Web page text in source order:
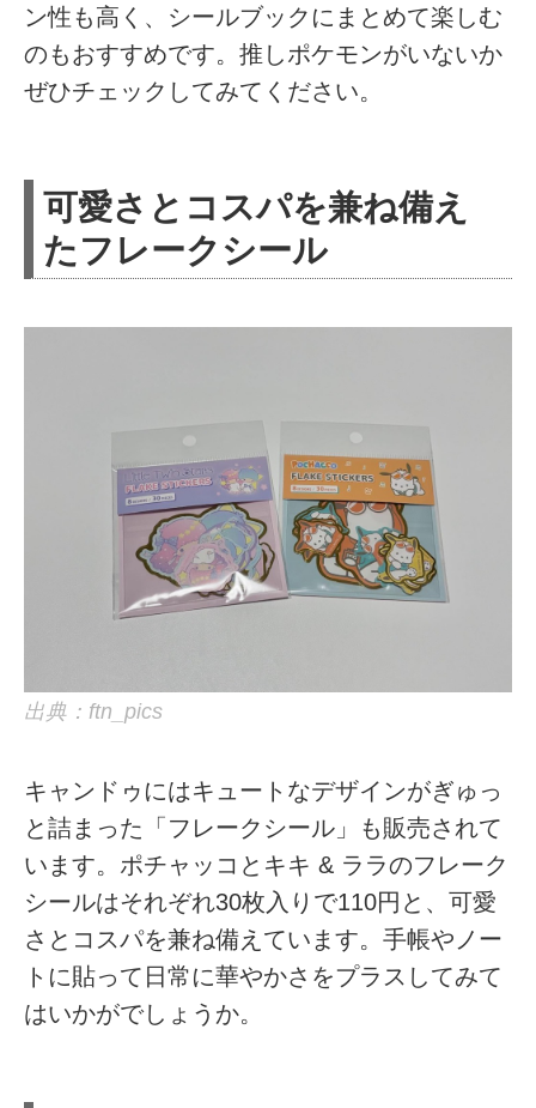
ン性も高く、シールブックにまとめて楽しむ
のもおすすめです。推しポケモンがいないか
ぜひチェックしてみてください。
可愛さとコスパを兼ね備え
たフレークシール
出典：ftn_pics
キャンドゥにはキュートなデザインがぎゅっ
と詰まった「フレークシール」も販売されて
います。ポチャッコとキキ & ララのフレーク
シールはそれぞれ30枚入りで110円と、可愛
さとコスパを兼ね備えています。手帳やノー
トに貼って日常に華やかさをプラスしてみて
はいかがでしょうか。